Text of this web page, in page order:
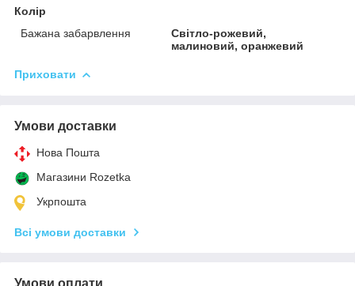
Колір
Бажана забарвлення
Світло-рожевий,
малиновий, оранжевий
Приховати
Умови доставки
Нова Пошта
Магазини Rozetka
Укрпошта
Всі умови доставки
Умови оплати